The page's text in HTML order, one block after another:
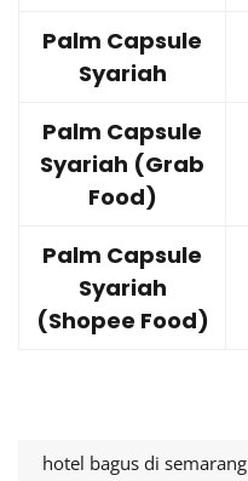
Palm Capsule
Syariah
Palm Capsule
Syariah (Grab
Food)
Palm Capsule
Syariah
(Shopee Food)
hotel bagus di semarang